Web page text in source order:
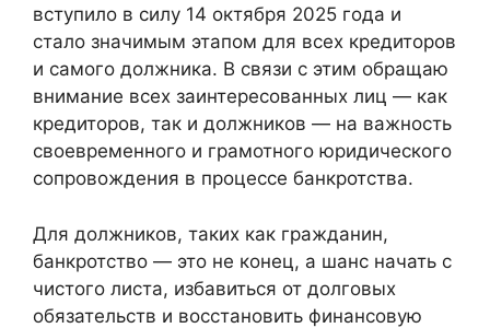
вступило в силу 14 октября 2025 года и
стало значимым этапом для всех кредиторов
и самого должника. В связи с этим обращаю
внимание всех заинтересованных лиц — как
кредиторов, так и должников — на важность
своевременного и грамотного юридического
сопровождения в процессе банкротства.
Для должников, таких как гражданин,
банкротство — это не конец, а шанс начать с
чистого листа, избавиться от долговых
обязательств и восстановить финансовую